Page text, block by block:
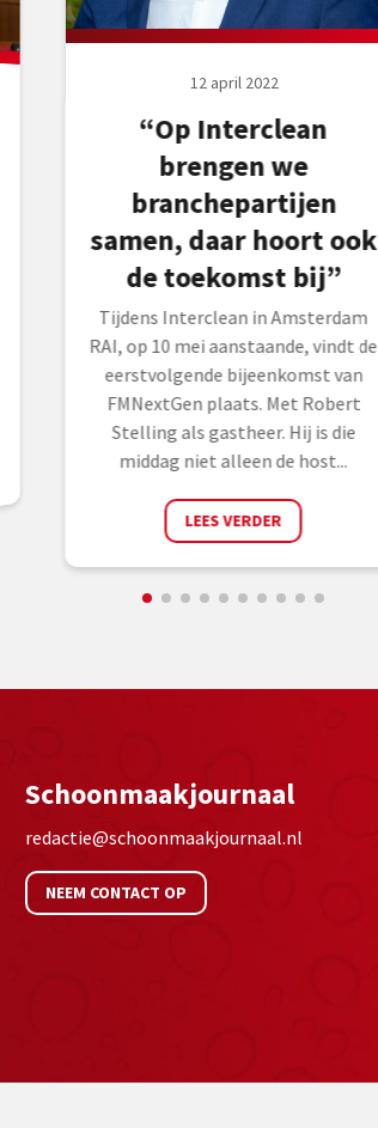
12 april 2022
“Op Interclean
brengen we
branchepartijen
samen, daar hoort ook
de toekomst bij”
Tijdens Interclean in Amsterdam
RAI, op 10 mei aanstaande, vindt de
eerstvolgende bijeenkomst van
FMNextGen plaats. Met Robert
Stelling als gastheer. Hij is die
middag niet alleen de host...
LEES VERDER
Schoonmaakjournaal
redactie@schoonmaakjournaal.nl
NEEM CONTACT OP